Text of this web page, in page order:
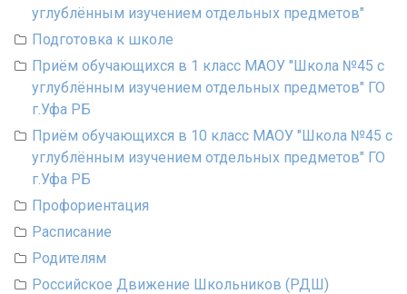
углублённым изучением отдельных предметов"
Подготовка к школе
Приём обучающихся в 1 класс МАОУ "Школа №45 с
углублённым изучением отдельных предметов" ГО
г.Уфа РБ
Приём обучающихся в 10 класс МАОУ "Школа №45 с
углублённым изучением отдельных предметов" ГО
г.Уфа РБ
Профориентация
Расписание
Родителям
Российское Движение Школьников (РДШ)